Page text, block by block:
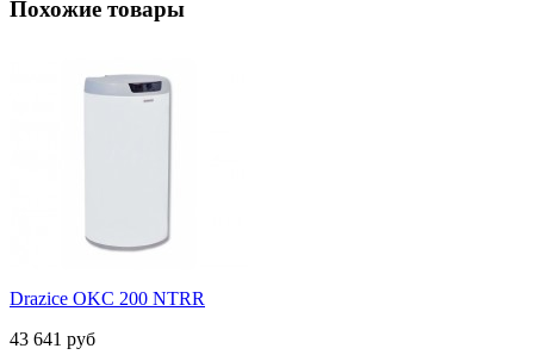
Похожие товары
Drazice OKC 200 NTRR
43 641 руб